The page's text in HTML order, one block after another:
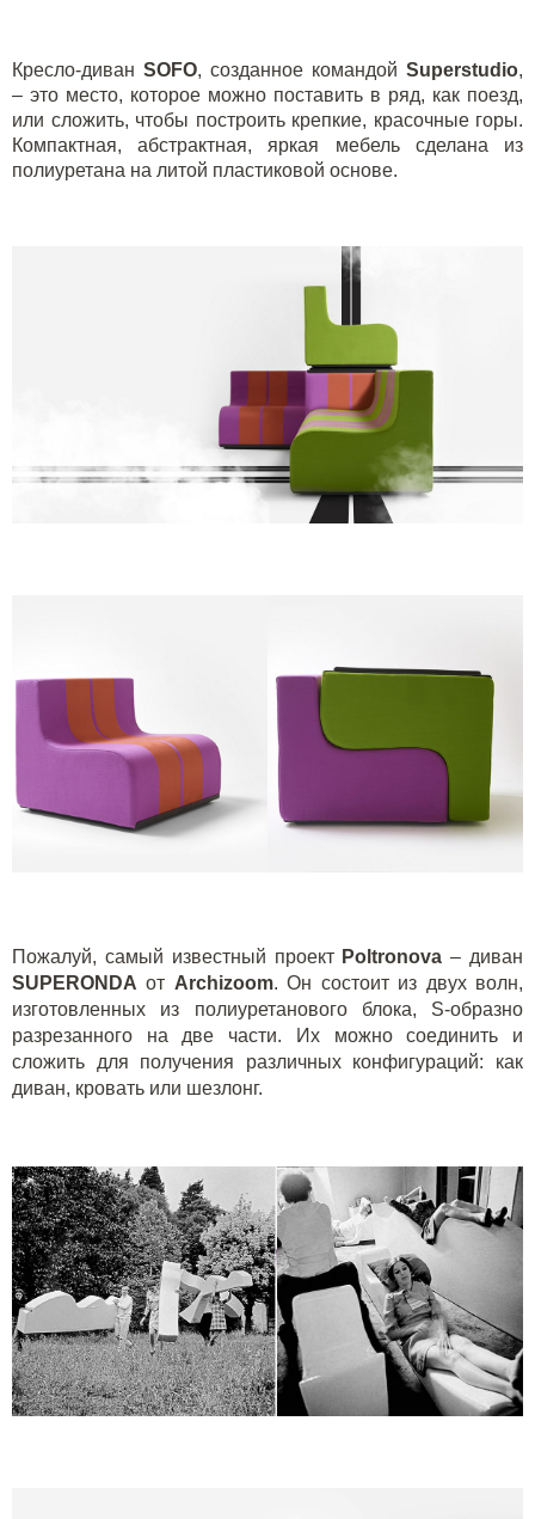
Кресло-диван SOFO, созданное командой Superstudio,
– это место, которое можно поставить в ряд, как поезд,
или сложить, чтобы построить крепкие, красочные горы.
Компактная, абстрактная, яркая мебель сделана из
полиуретана на литой пластиковой основе.
Пожалуй, самый известный проект Poltronova – диван
SUPERONDA от Archizoom. Он состоит из двух волн,
изготовленных из полиуретанового блока, S-образно
разрезанного на две части. Их можно соединить и
сложить для получения различных конфигураций: как
диван, кровать или шезлонг.